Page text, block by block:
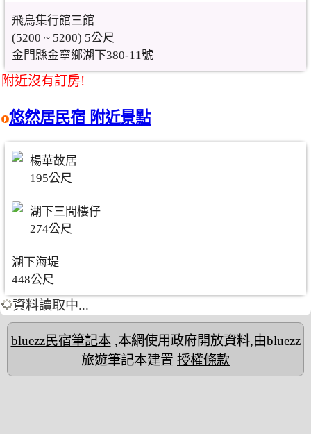
飛鳥集行館三館
(5200 ~ 5200) 5公尺
金門縣金寧鄉湖下380-11號
附近沒有訂房!
悠然居民宿 附近景點
楊華故居
195公尺
湖下三間樓仔
274公尺
湖下海堤
448公尺
資料讀取中...
bluezz民宿筆記本,本網使用政府開放資料,由bluezz
旅遊筆記本建置 授權條款